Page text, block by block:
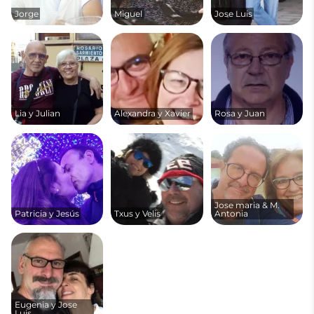
Jorge Miguel Jose Luis
Lia y Julian Alexandra y Xavier Rosa y Juan
Patricia y Jesús Txus y Velis
Jose maria & M.
Antonia
Eugenia y Jose